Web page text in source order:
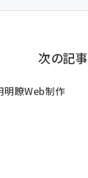
次の記事
明瞭Web制作